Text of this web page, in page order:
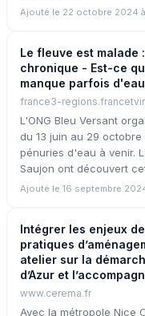
Ajouté le 22 octobre 2024
Le fleuve est malade
chronique - Est-ce
manque parfois
france3-
L'ONG Bleu Versant
du 13 juin au 29
pénuries d'eau à venir.
Saujon ont découvert
Ajouté le 16 septembre
Intégrer les enjeux
pratiques
atelier sur la
d’Azur et
www.cerema.fr
Avec la métropole Nice